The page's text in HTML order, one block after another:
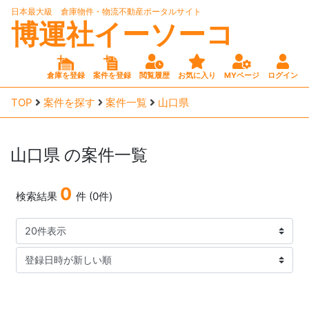
日本最大級 倉庫物件・物流不動産ポータルサイト
博運社イーソーコ
倉庫を登録 案件を登録 閲覧履歴 お気に入り MYページ ログイン
TOP 案件を探す 案件一覧 山口県
山口県 の案件一覧
検索結果 0 件 (0件)